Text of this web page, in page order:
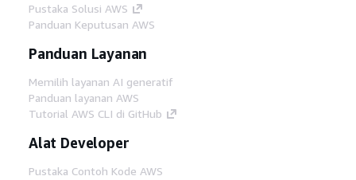
Pustaka Solusi AWS
Panduan Keputusan AWS
Panduan Layanan
Memilih layanan AI generatif
Panduan layanan AWS
Tutorial AWS CLI di GitHub
Alat Developer
Pustaka Contoh Kode AWS